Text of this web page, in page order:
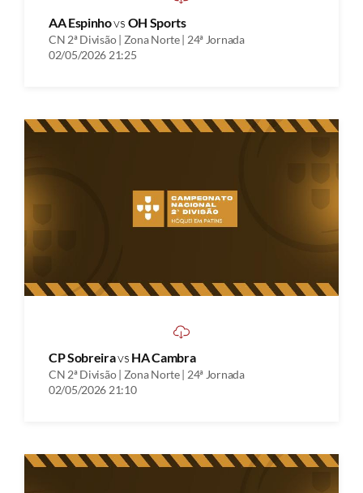
AA Espinhovs OH Sports
CN 2ª Divisão | Zona Norte | 24ª Jornada
02/05/2026 21:25
CP Sobreiravs HA Cambra
CN 2ª Divisão | Zona Norte | 24ª Jornada
02/05/2026 21:10